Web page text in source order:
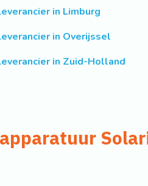
in Limburg
in Overijssel
in Zuid-Holland